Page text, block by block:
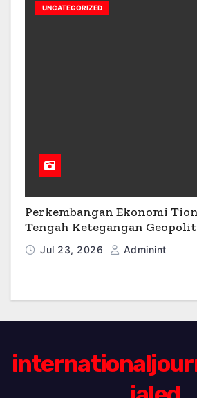
UNCATEGORIZED
Perkembangan Ekonomi
Tengah Ketegangan
Jul 23, 2026 Adminint